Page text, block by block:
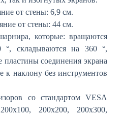
от стены: 6,9 см.
от стены: 44 см.
которые: вращаются
°, складываются на 360 °,
пластины соединения экрана
к наклону без инструментов
со стандартом VESA
200x200, 200x300,